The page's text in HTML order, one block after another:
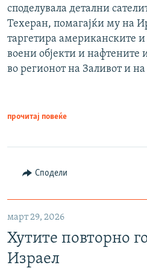
споделувала детални
Техеран, помагајќи му на
таргетира американските
воени објекти и нафтените
во регионот на Заливот и
прочитај повеќе
Сподели
март 29, 2026
Хутите повторно
Израел